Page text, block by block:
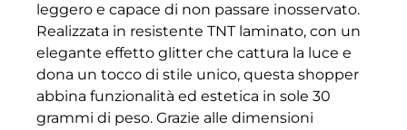
leggero e capace di non passare inosservato.
Realizzata in resistente TNT laminato, con un
elegante effetto glitter che cattura la luce e
dona un tocco di stile unico, questa shopper
abbina funzionalità ed estetica in sole 30
grammi di peso. Grazie alle dimensioni